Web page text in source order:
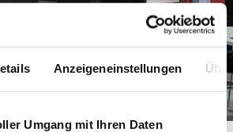
Anzeigeneinstellungen
Umgang mit Ihren Daten